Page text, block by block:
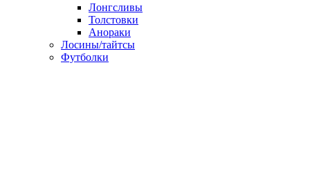
Лонгсливы
Толстовки
Анораки
Лосины/тайтсы
Футболки